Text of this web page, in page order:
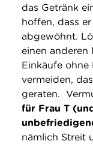
das Getränk
hoffen, dass
abgewöhnt.
einen anderen
Einkäufe ohne
vermeiden,
geraten.
für Frau T
nämlich Streit